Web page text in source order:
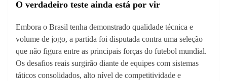
O verdadeiro teste ainda está por vir
Embora o Brasil tenha demonstrado qualidade técnica e
volume de jogo, a partida foi disputada contra uma seleção
que não figura entre as principais forças do futebol mundial.
Os desafios reais surgirão diante de equipes com sistemas
táticos consolidados, alto nível de competitividade e